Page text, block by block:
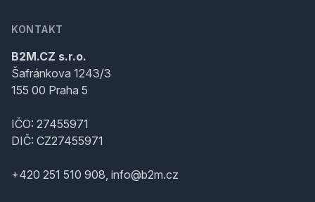
KONTAKT
B2M.CZ s.r.o.
Šafránkova 1243/3
155 00 Praha 5
IČO: 27455971
DIČ: CZ27455971
+420 251 510 908, info@b2m.cz